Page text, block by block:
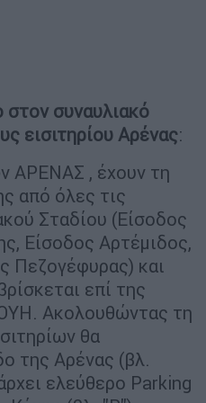
στον συναυλιακό
εισιτηρίου Αρένας:
ΑΡΕΝΑΣ , έχουν τη
από όλες τις
Σταδίου (Είσοδος
Είσοδος Αρτέμιδος,
Πεζογέφυρας) και
επί της
Ακολουθώντας τη
θα
της Αρένας (βλ.
ελεύθερο Parking